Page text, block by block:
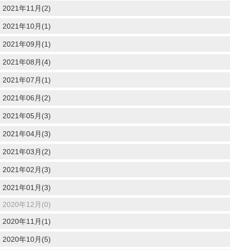
2021年11月(2)
2021年10月(1)
2021年09月(1)
2021年08月(4)
2021年07月(1)
2021年06月(2)
2021年05月(3)
2021年04月(3)
2021年03月(2)
2021年02月(3)
2021年01月(3)
2020年12月(0)
2020年11月(1)
2020年10月(5)